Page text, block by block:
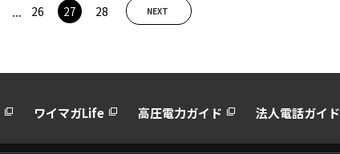
... 26 27 28 NEXT
ワイマガLife 高圧電力ガイド 法人電話ガイド